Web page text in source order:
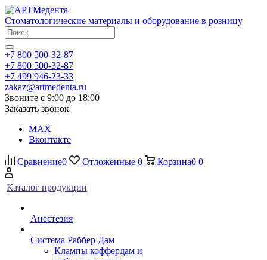
Стоматологические материалы и оборудование в розницу
+7 800 500-32-87
+7 800 500-32-87
+7 499 946-23-33
zakaz@artmedenta.ru
Звоните с 9:00 до 18:00
Заказать звонок
MAX
Вконтакте
Сравнение0 Отложенные 0 Корзина0 0
Каталог продукции
Анестезия
Система Раббер Дам
Клампы коффердам и